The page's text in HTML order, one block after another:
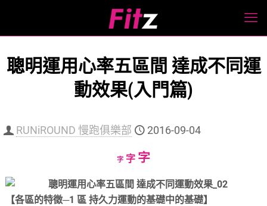
聰明運用心率五區間 達成不同運
動效果(入門篇)
RUNiROUND 慢跑俱樂部 2016-09-04
字Decrease
size.
字Reset
size.
字Increase
size.
【各區的特徵─1 區 持久力運動的基礎中的基礎】